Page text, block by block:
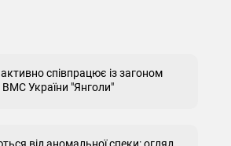
співпрацює із загоном
ВМС України "Янголи"
від аномальної спеки: огляд